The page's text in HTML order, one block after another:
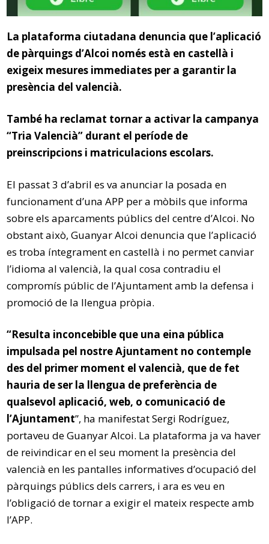
La plataforma ciutadana denuncia que l’aplicació
de pàrquings d’Alcoi només està en castellà i
exigeix mesures immediates per a garantir la
presència del valencià.
També ha reclamat tornar a activar la campanya
“Tria Valencià” durant el període de
preinscripcions i matriculacions escolars.
El passat 3 d’abril es va anunciar la posada en
funcionament d’una APP per a mòbils que informa
sobre els aparcaments públics del centre d’Alcoi. No
obstant això, Guanyar Alcoi denuncia que l’aplicació
es troba íntegrament en castellà i no permet canviar
l’idioma al valencià, la qual cosa contradiu el
compromís públic de l’Ajuntament amb la defensa i
promoció de la llengua pròpia.
“Resulta inconcebible que una eina pública
impulsada pel nostre Ajuntament no contemple
des del primer moment el valencià, que de fet
hauria de ser la llengua de preferència de
qualsevol aplicació, web, o comunicació de
l’Ajuntament”, ha manifestat Sergi Rodríguez,
portaveu de Guanyar Alcoi. La plataforma ja va haver
de reivindicar en el seu moment la presència del
valencià en les pantalles informatives d’ocupació del
pàrquings públics dels carrers, i ara es veu en
l’obligació de tornar a exigir el mateix respecte amb
l’APP.